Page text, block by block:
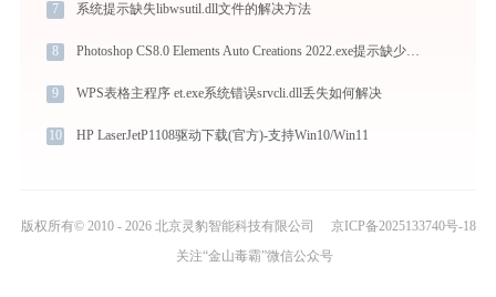
7 系统提示缺失libwsutil.dll文件的解决方法
8 Photoshop CS8.0 Elements Auto Creations 2022.exe提示缺少imslib.dll文件的解决办法
9 WPS表格主程序 et.exe系统错误srvcli.dll丢失如何解决
10 HP LaserJetP1108驱动下载(官方)-支持Win10/Win11
版权所有© 2010 - 2026 北京灵豹智能科技有限公司
京ICP备2025133740号-18
关注“金山毒霸”微信公众号